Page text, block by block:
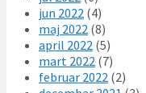
jun 2022 (4)
maj 2022 (8)
april 2022 (5)
mart 2022 (7)
februar 2022 (2)